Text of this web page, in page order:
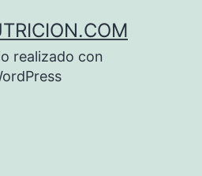
realizado con